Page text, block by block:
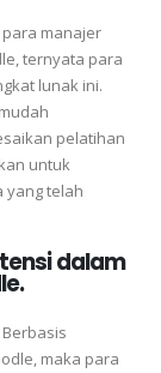
manajer
ternyata para
lunak ini.
pelatihan
untuk
yang telah
dalam
maka para